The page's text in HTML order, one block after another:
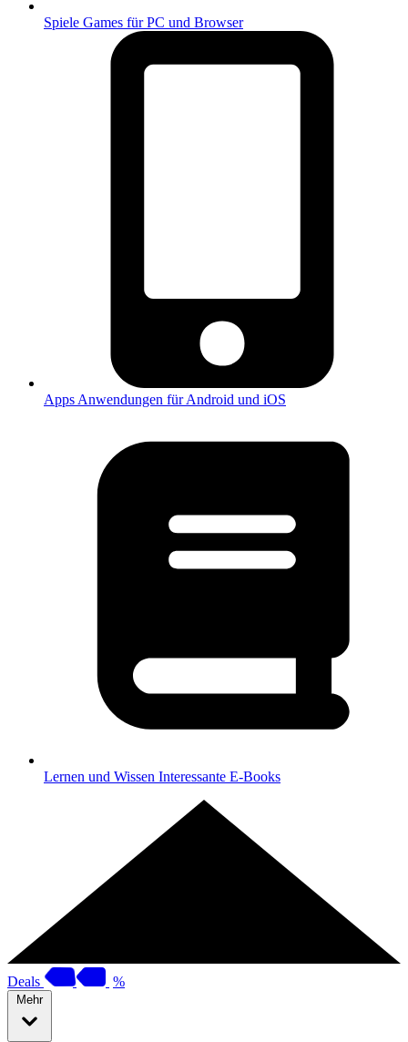
Spiele Games für PC und Browser
Apps Anwendungen für Android und iOS
Lernen und Wissen Interessante E-Books
Deals %
Mehr